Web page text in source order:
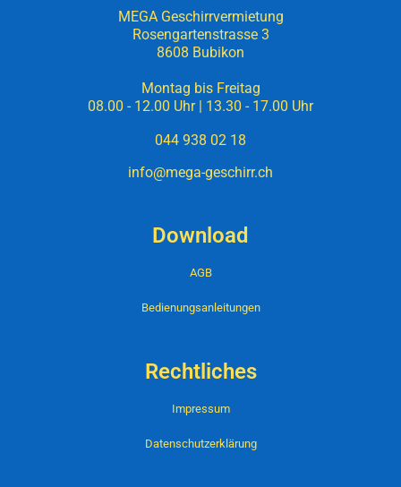
MEGA Geschirrvermietung
Rosengartenstrasse 3
8608 Bubikon
Montag bis Freitag
08.00 - 12.00 Uhr | 13.30 - 17.00 Uhr
044 938 02 18
info@mega-geschirr.ch
Download
AGB
Bedienungsanleitungen
Rechtliches
Impressum
Datenschutzerklärung